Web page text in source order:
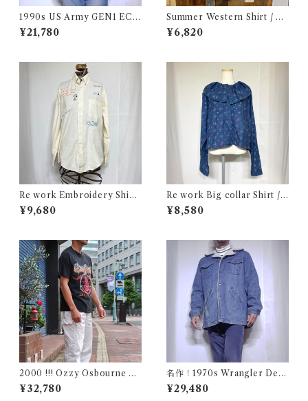
1990s US Army GEN1 EC
WCS Gore-Tex Parka M-R
/ 米軍 ゴアテックス パーカー
¥21,780
Summer Western Shirt / シ
ョートスリーブ ウエスタン シ
ャツ 古着
¥6,820
Re work Embroidery Shirt
/ リワーク ハンド刺繍入り シ
ャツ 古着
¥9,680
Re work Big collar Shirt /
リワーク ビックカラー シャツ
古着
¥8,580
2000 !!! Ozzy Osbourne O
ZZFEST Rock T-Shirt Size
L / オジーオズボーン オズフ
¥32,780
名作！1970s Wrangler Deni
m Wrange Coat / ラングラー
デニム ボア ランチ コート 古
¥29,480